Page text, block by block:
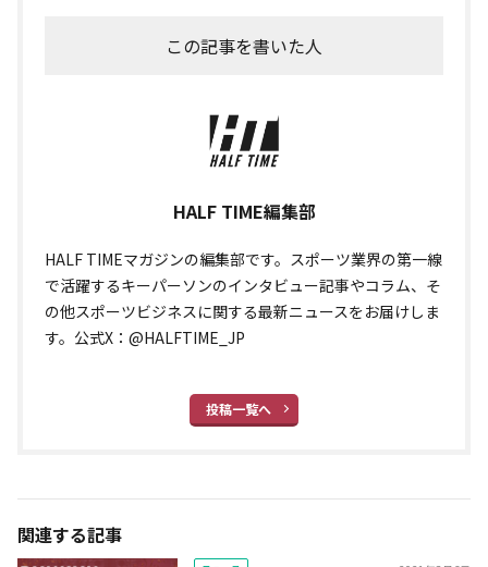
この記事を書いた人
HALF TIME編集部
HALF TIMEマガジンの編集部です。スポーツ業界の第一線
で活躍するキーパーソンのインタビュー記事やコラム、そ
の他スポーツビジネスに関する最新ニュースをお届けしま
す。公式X：@HALFTIME_JP
投稿一覧へ
関連する記事